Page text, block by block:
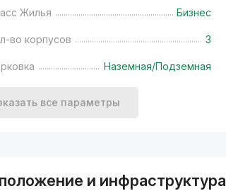
Жилья Бизнес
во корпусов 3
Наземная/Подземная
все параметры
и инфраструктура